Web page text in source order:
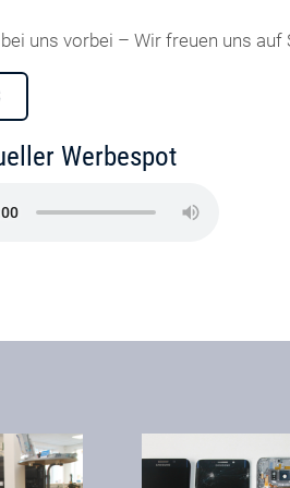
uns vorbei – Wir freuen uns auf
Werbespot